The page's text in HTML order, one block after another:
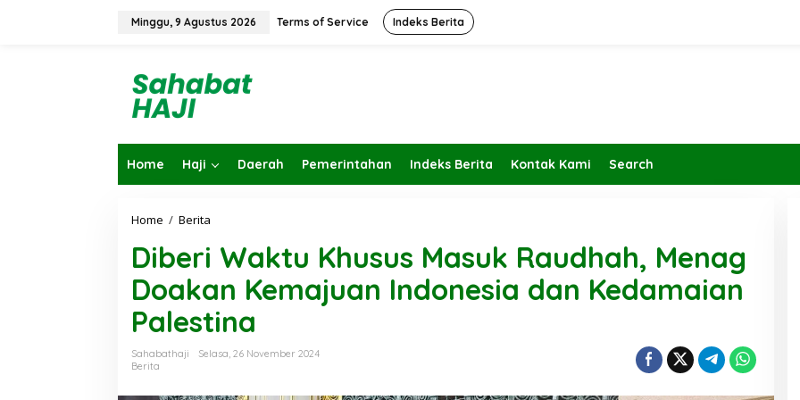
Minggu, 9 Agustus 2026 Terms of Service Indeks Berita
Home Haji Daerah Pemerintahan Indeks Berita Kontak Kami Search
Home / Berita
r
i
W
a
k
K
Diberi Waktu Khusus Masuk Raudhah, Menag
Doakan Kemajuan Indonesia dan Kedamaian
Palestina
Sahabathaji
Selasa, 26 November 2024
Berita
Kembalikan Peran dan Fungsi
KBIHU Pada Jalurnya